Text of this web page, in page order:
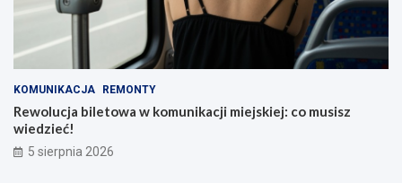
KOMUNIKACJA REMONTY
Rewolucja biletowa w komunikacji miejskiej: co musisz
wiedzieć!
5 sierpnia 2026